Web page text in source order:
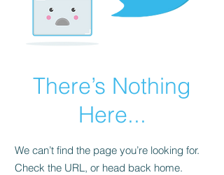
There’s Nothing
Here...
We can’t find the page you’re looking for.
Check the URL, or head back home.